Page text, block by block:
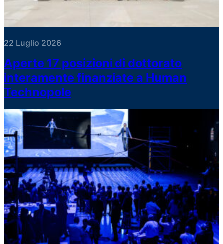
22 Luglio 2026
Aperte 17 posizioni di dottorato
interamente finanziate a Human
Technopole